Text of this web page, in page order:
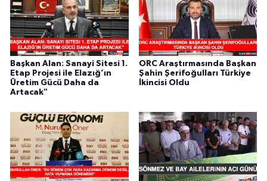
Başkan Alan: Sanayi Sitesi 1.
Etap Projesi ile Elazığ’ın
Üretim Gücü Daha da
Artacak"
ORC Araştırmasında Başkan
Şahin Şerifoğulları Türkiye
İkincisi Oldu